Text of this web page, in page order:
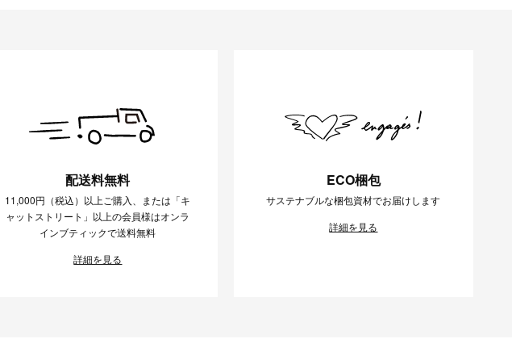
配送料無料
11,000円（税込）以上ご購入、または「キ
ャットストリート」以上の会員様はオンラ
インブティックで送料無料
詳細を見る
ECO梱包
サステナブルな梱包資材でお届けします
詳細を見る